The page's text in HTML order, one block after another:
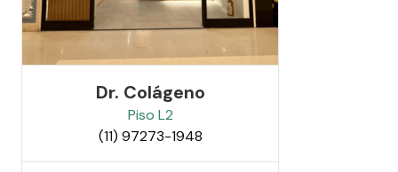
Dr. Colágeno
Piso L2
(11) 97273-1948